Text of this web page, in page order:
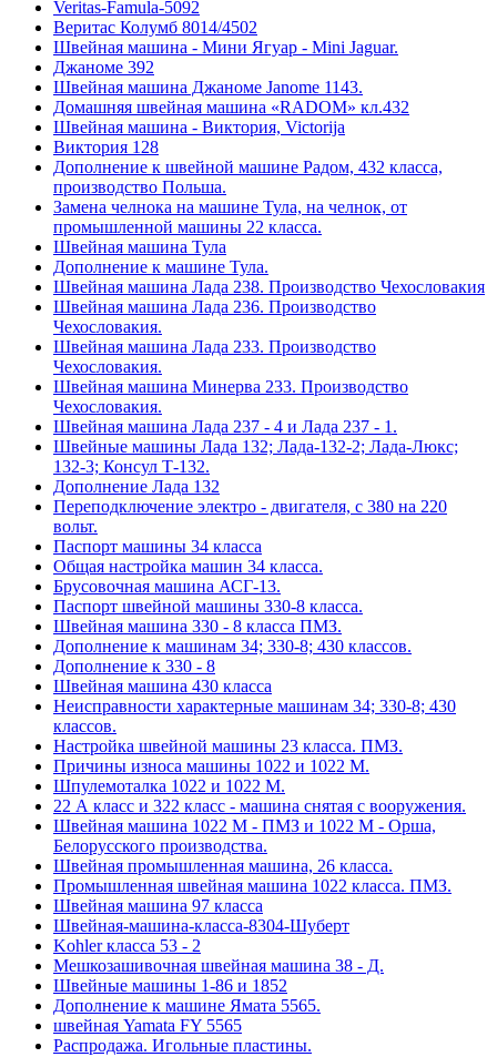
Veritas-Famula-5092
Веритас Колумб 8014/4502
Швейная машина - Мини Ягуар - Mini Jaguar.
Джаноме 392
Швейная машина Джаноме Janome 1143.
Домашняя швейная машина «RADOM» кл.432
Швейная машина - Виктория, Victorija
Виктория 128
Дополнение к швейной машине Радом, 432 класса,
производство Польша.
Замена челнока на машине Тула, на челнок, от
промышленной машины 22 класса.
Швейная машина Тула
Дополнение к машине Тула.
Швейная машина Лада 238. Производство Чехословакия
Швейная машина Лада 236. Производство
Чехословакия.
Швейная машина Лада 233. Производство
Чехословакия.
Швейная машина Минерва 233. Производство
Чехословакия.
Швейная машина Лада 237 - 4 и Лада 237 - 1.
Швейные машины Лада 132; Лада-132-2; Лада-Люкс;
132-3; Консул Т-132.
Дополнение Лада 132
Переподключение электро - двигателя, с 380 на 220
вольт.
Паспорт машины 34 класса
Общая настройка машин 34 класса.
Брусовочная машина АСГ-13.
Паспорт швейной машины 330-8 класса.
Швейная машина 330 - 8 класса ПМЗ.
Дополнение к машинам 34; 330-8; 430 классов.
Дополнение к 330 - 8
Швейная машина 430 класса
Неисправности характерные машинам 34; 330-8; 430
классов.
Настройка швейной машины 23 класса. ПМЗ.
Причины износа машины 1022 и 1022 М.
Шпулемоталка 1022 и 1022 М.
22 А класс и 322 класс - машина снятая с вооружения.
Швейная машина 1022 М - ПМЗ и 1022 М - Орша,
Белорусского производства.
Швейная промышленная машина, 26 класса.
Промышленная швейная машина 1022 класса. ПМЗ.
Швейная машина 97 класса
Швейная-машина-класса-8304-Шуберт
Kohler класса 53 - 2
Мешкозашивочная швейная машина 38 - Д.
Швейные машины 1-86 и 1852
Дополнение к машине Ямата 5565.
швейная Yamata FY 5565
Распродажа. Игольные пластины.